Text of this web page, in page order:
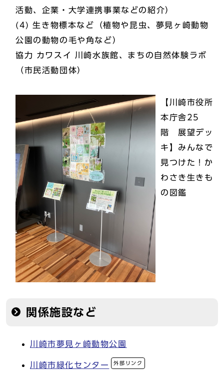
活動、企業・大学連携事業などの紹介）
(4) 生き物標本など（植物や昆虫、夢見ヶ崎動物
公園の動物の毛や角など）
協力 カワスイ 川崎水族館、まちの自然体験ラボ
（市民活動団体）
【川崎市役所
本庁舎25
階 展望デッ
キ】みんなで
見つけた！か
わさき生きも
の図鑑
関係施設など
川崎市夢見ヶ崎動物公園
川崎市緑化センター 外部リンク